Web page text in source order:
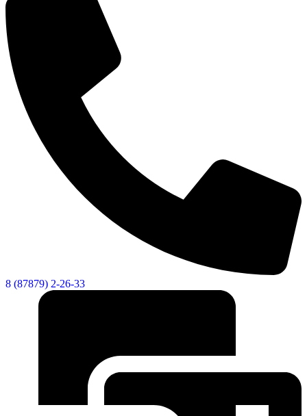
8 (87879) 2-26-33